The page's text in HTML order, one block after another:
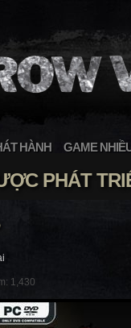
HÀNH GAME
PHÁT
1,430